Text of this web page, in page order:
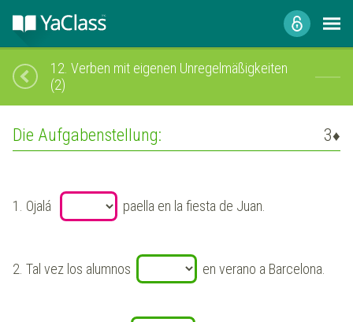
12. Verben mit eigenen Unregelmäßigkeiten
(2)
Die Aufgabenstellung: 3♦
1. Ojalá paella en la fiesta de Juan.
2. Tal vez los alumnos en verano a Barcelona.